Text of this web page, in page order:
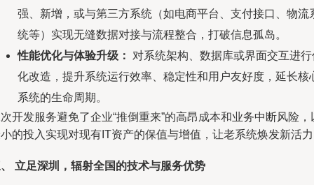
强、新增，或与第三方系统（如电商平台、支付接口、物流
统等）实现无缝数据对接与流程整合，打破信息孤岛。
性能优化与体验升级：
对系统架构、数据库或界面交互进行
化改造，提升系统运行效率、稳定性和用户友好度，延长核
系统的生命周期。
开发服务避免了企业“推倒重来”的高昂成本和业务中断风险，
的投入实现对现有IT资产的保值与增值，让老系统焕发新活
立足深圳，辐射全国的技术与服务优势